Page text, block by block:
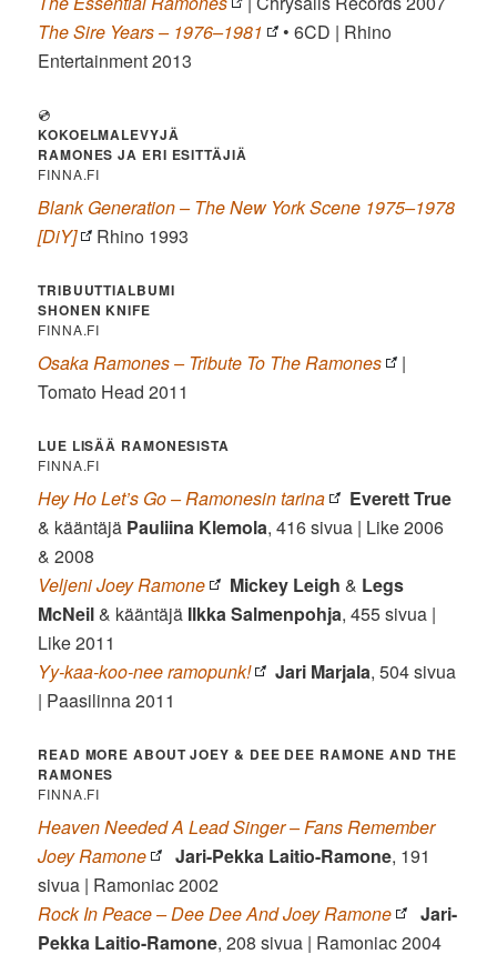
The Sire Years – 1976–1981
• 6CD | Rhino
Entertainment 2013
💿
KOKOELMALEVYJÄ
RAMONES JA ERI ESITTÄJIÄ
FINNA.FI
Blank Generation – The New York Scene 1975–1978
[DiY]
Rhino 1993
TRIBUUTTIALBUMI
SHONEN KNIFE
FINNA.FI
Osaka Ramones – Tribute To The Ramones
|
Tomato Head 2011
LUE LISÄÄ RAMONESISTA
FINNA.FI
Hey Ho Let’s Go – Ramonesin tarina
Everett True
& kääntäjä Pauliina Klemola, 416 sivua | Like 2006
& 2008
Veljeni Joey Ramone
Mickey Leigh & Legs
McNeil& kääntäjä Ilkka Salmenpohja, 455 sivua |
Like 2011
Yy-kaa-koo-nee ramopunk!
Jari Marjala, 504 sivua
| Paasilinna 2011
READ MORE ABOUT JOEY & DEE DEE RAMONE AND THE
RAMONES
FINNA.FI
Heaven Needed A Lead Singer – Fans Remember
Joey Ramone
Jari-Pekka Laitio-Ramone, 191
sivua | Ramoniac 2002
Rock In Peace – Dee Dee And Joey Ramone
Jari-
Pekka Laitio-Ramone, 208 sivua | Ramoniac 2004